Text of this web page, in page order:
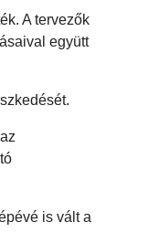
A tervezők
együtt
is vált a